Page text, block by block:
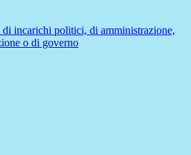
incarichi politici, di amministrazione,
o di governo